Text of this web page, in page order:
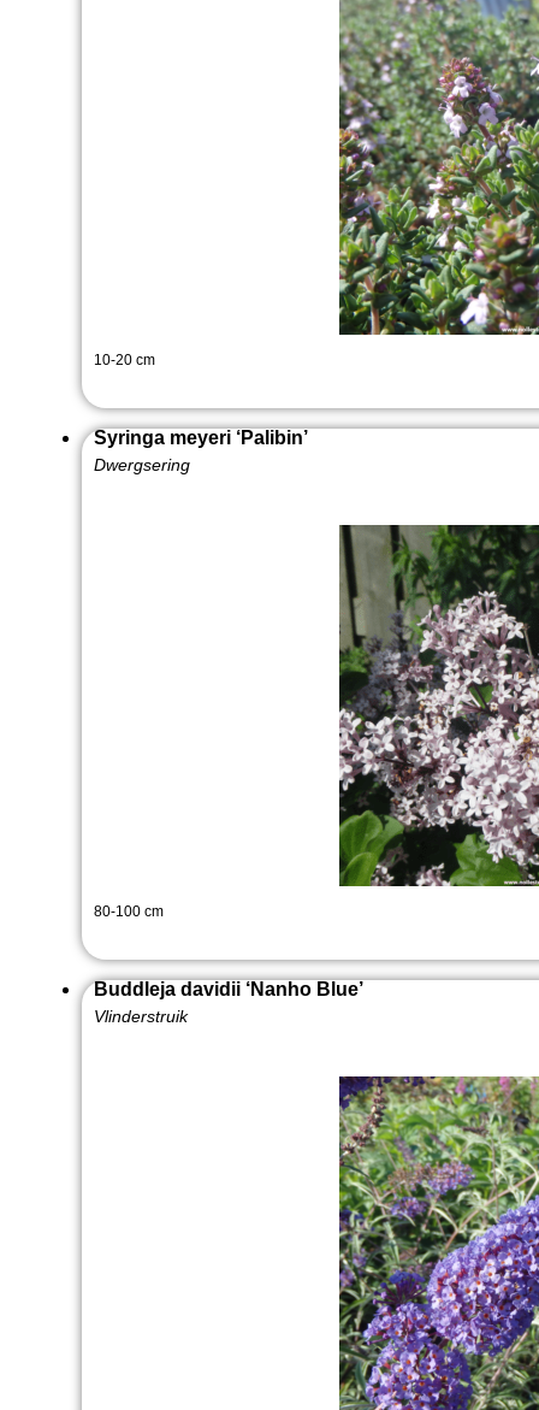
10-20 cm
Syringa meyeri ‘Palibin’
Dwergsering
80-100 cm
Buddleja davidii ‘Nanho Blue’
Vlinderstruik